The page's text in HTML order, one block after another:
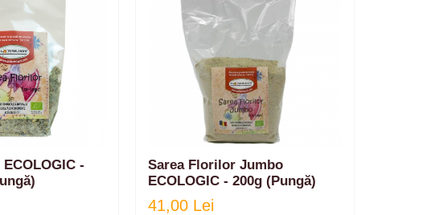
-
Sarea Florilor Jumbo
ECOLOGIC - 200g (Pungă)
41,00 Lei